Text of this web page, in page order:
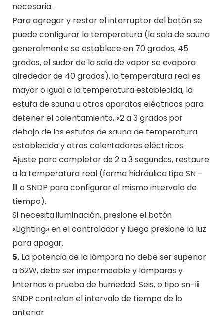
necesaria.
Para agregar y restar el interruptor del botón se
puede configurar la temperatura (la sala de sauna
generalmente se establece en 70 grados, 45
grados, el sudor de la sala de vapor se evapora
alrededor de 40 grados), la temperatura real es
mayor o igual a la temperatura establecida, la
estufa de sauna u otros aparatos eléctricos para
detener el calentamiento, «2 a 3 grados por
debajo de las estufas de sauna de temperatura
establecida y otros calentadores eléctricos.
Ajuste para completar de 2 a 3 segundos, restaure
a la temperatura real (forma hidráulica tipo SN –
Ⅲ o SNDP para configurar el mismo intervalo de
tiempo).
Si necesita iluminación, presione el botón
«Lighting» en el controlador y luego presione la luz
para apagar.
5.La potencia de la lámpara no debe ser superior
a 62W, debe ser impermeable y lámparas y
linternas a prueba de humedad. Seis, o tipo sn-ⅲ
SNDP controlan el intervalo de tiempo de lo
anterior